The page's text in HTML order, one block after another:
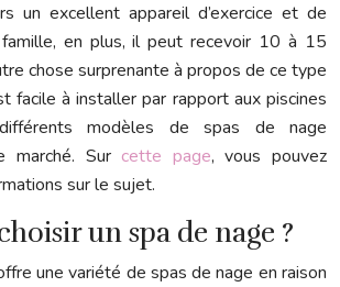
un excellent appareil d’exercice et de
en plus, il peut recevoir 10 à 15
chose surprenante à propos de ce type
facile à installer par rapport aux piscines
modèles de spas de nage
marché. Sur cette page, vous pouvez
sur le sujet.
un spa de nage ?
une variété de spas de nage en raison